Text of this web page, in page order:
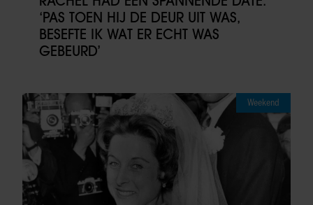
‘PAS TOEN HIJ DE DEUR UIT WAS,
BESEFTE IK WAT ER ECHT WAS
GEBEURD’
Weekend